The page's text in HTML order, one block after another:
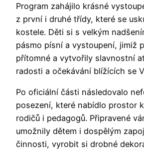
Program zahájilo krásné
z první i druhé třídy, které se
kostele. Děti si s velkým
pásmo písní a vystoupení, jimiž
přítomné a vytvořily slavnostní
radosti a očekávání blížících se
Po oficiální části následovalo
posezení, které nabídlo prostor
rodičů i pedagogů. Připravené
umožnily dětem i dospělým
činnosti, vyrobit si drobné